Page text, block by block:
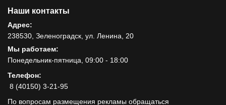
Наши контакты
Адрес:
238530, Зеленоградск, ул. Ленина, 20
Мы работаем:
Понедельник-пятница, 09:00 - 18:00
Телефон:
8 (40150) 3-21-95
По вопросам размещения рекламы обращаться